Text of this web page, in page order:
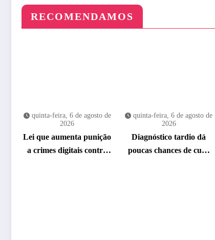
RECOMENDAMOS
quinta-feira, 6 de agosto de
2026
Lei que aumenta punição
a crimes digitais contra
quinta-feira, 6 de agosto de
2026
Diagnóstico tardio dá
poucas chances de cura